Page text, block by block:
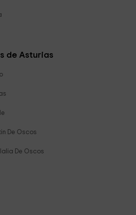
de Asturias
De Oscos
De Oscos